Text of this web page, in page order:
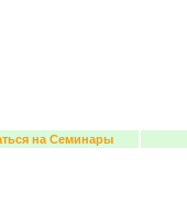
на Семинары